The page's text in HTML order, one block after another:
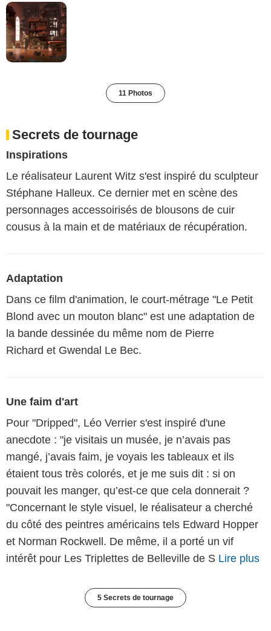
11 Photos
Secrets de tournage
Inspirations
Le réalisateur Laurent Witz s'est inspiré du sculpteur
Stéphane Halleux. Ce dernier met en scène des
personnages accessoirisés de blousons de cuir
cousus à la main et de matériaux de récupération.
Adaptation
Dans ce film d'animation, le court-métrage "Le Petit
Blond avec un mouton blanc" est une adaptation de
la bande dessinée du même nom de Pierre
Richard et Gwendal Le Bec.
Une faim d'art
Pour "Dripped", Léo Verrier s'est inspiré d'une
anecdote : "je visitais un musée, je n’avais pas
mangé, j’avais faim, je voyais les tableaux et ils
étaient tous très colorés, et je me suis dit : si on
pouvait les manger, qu’est-ce que cela donnerait ?
"Concernant le style visuel, le réalisateur a cherché
du côté des peintres américains tels Edward Hopper
et Norman Rockwell. De même, il a porté un vif
intérêt pour Les Triplettes de Belleville de S Lire plus
5 Secrets de tournage